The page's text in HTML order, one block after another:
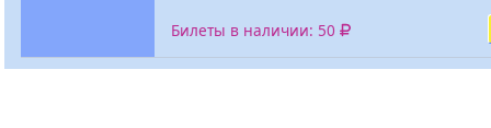
Билеты в наличии: 50